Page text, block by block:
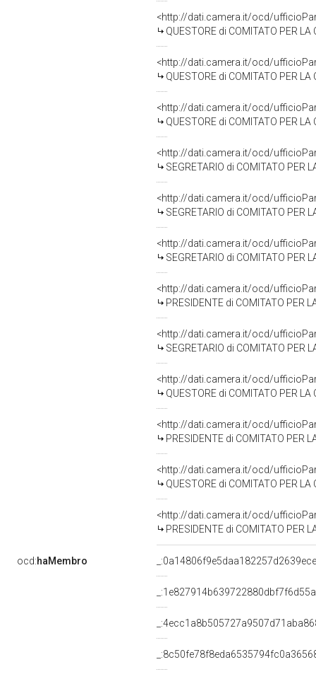
<http://dati.camera.it/ocd/
QUESTORE di COMITATO PER LA
<http://dati.camera.it/ocd/
QUESTORE di COMITATO PER LA
<http://dati.camera.it/ocd/
QUESTORE di COMITATO PER LA
<http://dati.camera.it/ocd/
SEGRETARIO di COMITATO PER LA
<http://dati.camera.it/ocd/
SEGRETARIO di COMITATO PER
<http://dati.camera.it/ocd/
SEGRETARIO di COMITATO PER LA
<http://dati.camera.it/ocd/
PRESIDENTE di COMITATO PER LA
<http://dati.camera.it/ocd/
SEGRETARIO di COMITATO PER LA
<http://dati.camera.it/ocd/
QUESTORE di COMITATO PER LA
<http://dati.camera.it/ocd/
PRESIDENTE di COMITATO PER LA
<http://dati.camera.it/ocd/
QUESTORE di COMITATO PER
<http://dati.camera.it/ocd/
PRESIDENTE di COMITATO PER
ocd:haMembro